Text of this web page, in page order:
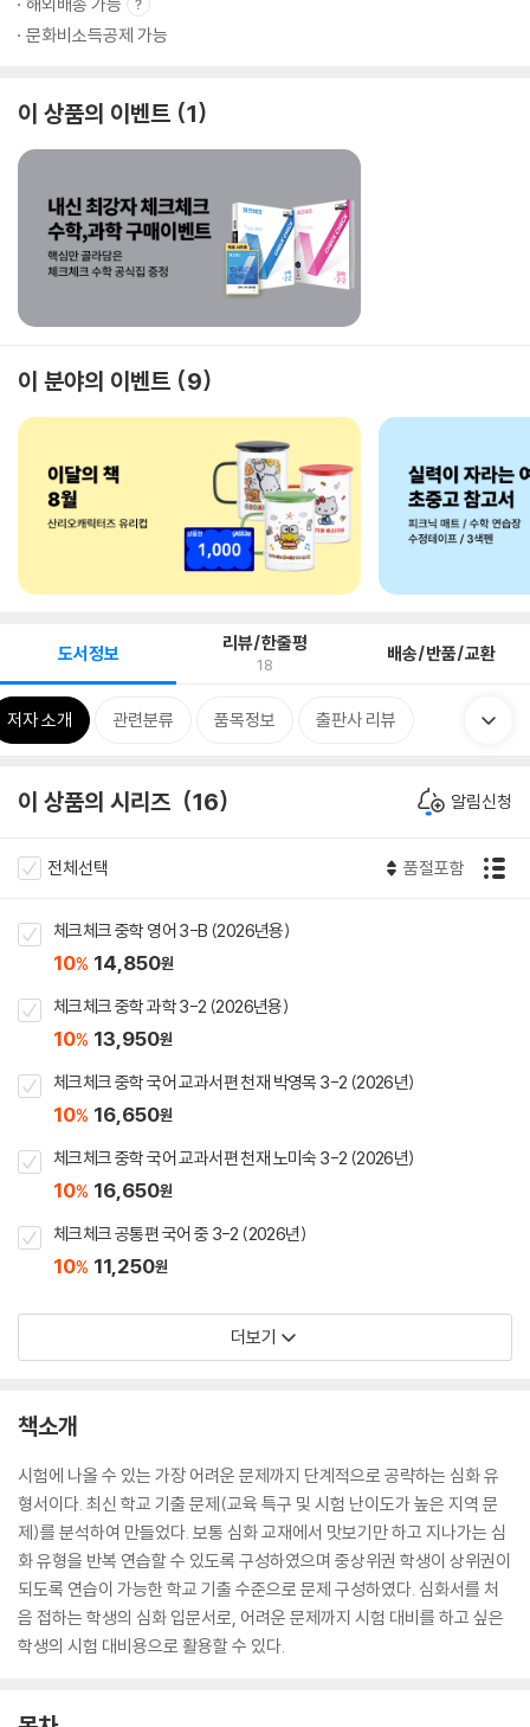
문화비소득공제 가능
이 상품의 이벤트 1
이 분야의 이벤트 9
도서정보 리뷰/한줄평
18 배송/반품/교환
저자 소개 관련분류 품목정보 출판사 리뷰
이 상품의 시리즈 16 알림신청
전체선택 품절포함
체크체크 중학 영어 3-B (2026년용)
10% 14,850원
체크체크 중학 과학 3-2 (2026년용)
10% 13,950원
체크체크 중학 국어 교과서편 천재 박영목 3-2 (2026년)
10% 16,650원
체크체크 중학 국어 교과서편 천재 노미숙 3-2 (2026년)
10% 16,650원
체크체크 공통편 국어 중 3-2 (2026년)
10% 11,250원
더보기
책소개
시험에 나올 수 있는 가장 어려운 문제까지 단계적으로 공략하는 심화 유
형서이다. 최신 학교 기출 문제(교육 특구 및 시험 난이도가 높은 지역 문
제)를 분석하여 만들었다. 보통 심화 교재에서 맛보기만 하고 지나가는 심
화 유형을 반복 연습할 수 있도록 구성하였으며 중상위권 학생이 상위권이
되도록 연습이 가능한 학교 기출 수준으로 문제 구성하였다. 심화서를 처
음 접하는 학생의 심화 입문서로, 어려운 문제까지 시험 대비를 하고 싶은
학생의 시험 대비용으로 활용할 수 있다.